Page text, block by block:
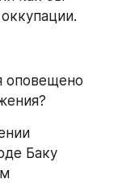
оповещено
Баку